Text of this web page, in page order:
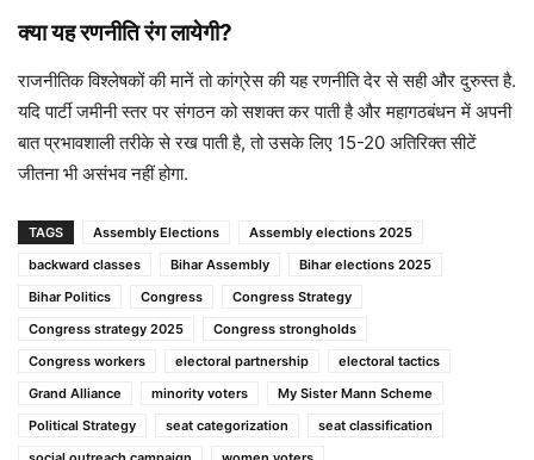
क्या यह रणनीति रंग लायेगी?
राजनीतिक विश्लेषकों की मानें तो कांग्रेस की यह रणनीति देर से सही और दुरुस्त है.
यदि पार्टी जमीनी स्तर पर संगठन को सशक्त कर पाती है और महागठबंधन में अपनी
बात प्रभावशाली तरीके से रख पाती है, तो उसके लिए 15-20 अतिरिक्त सीटें
जीतना भी असंभव नहीं होगा.
TAGS Assembly Elections
Assembly elections 2025
backward classes
Bihar Assembly
Bihar elections 2025
Bihar Politics
Congress
Congress Strategy
Congress strategy 2025
Congress strongholds
Congress workers
electoral partnership
electoral tactics
Grand Alliance
minority voters
My Sister Mann Scheme
Political Strategy
seat categorization
seat classification